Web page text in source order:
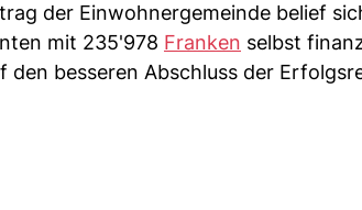
der Einwohnergemeinde belief
mit 235'978 Franken selbst
den besseren Abschluss der